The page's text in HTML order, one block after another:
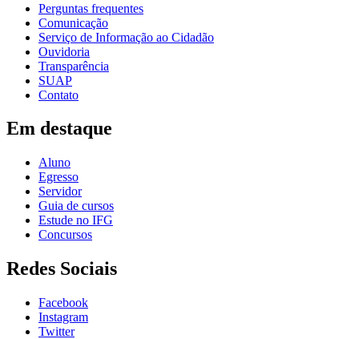
Perguntas frequentes
Comunicação
Serviço de Informação ao Cidadão
Ouvidoria
Transparência
SUAP
Contato
Em destaque
Aluno
Egresso
Servidor
Guia de cursos
Estude no IFG
Concursos
Redes Sociais
Facebook
Instagram
Twitter